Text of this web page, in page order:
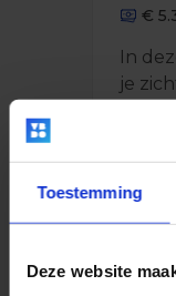
Toestemming
Deze website
€
In
je